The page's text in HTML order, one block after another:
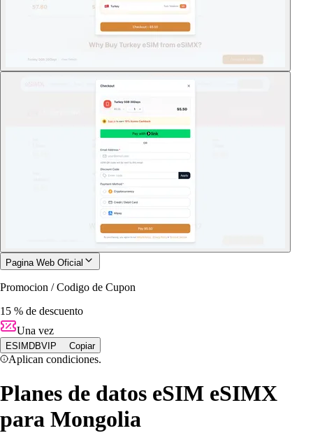
Pagina Web Oficial
Promocion / Codigo de Cupon
15 % de descuento
Una vez
ESIMDBVIP Copiar
Aplican condiciones.
Planes de datos eSIM eSIMX
para Mongolia